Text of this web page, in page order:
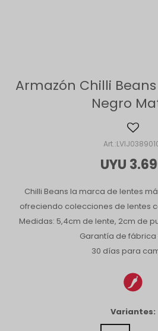
Armazón Chilli
Negro
UYU
Chilli Beans la marca de lentes
ofreciendo colecciones de lentes
Medidas: 5,4cm de lente, 2cm de
Garantía de fábrica
30 días para
Variantes: